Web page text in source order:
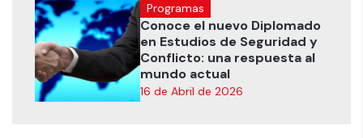
Programas
Conoce el nuevo Diplomado
en Estudios de Seguridad y
Conflicto: una respuesta al
mundo actual
16 de Abril de 2026